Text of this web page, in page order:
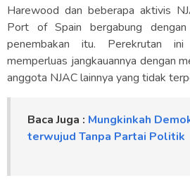
Harewood dan beberapa aktivis
Port of Spain bergabung
penembakan itu. Perekrutan
memperluas jangkauannya dengan
anggota NJAC lainnya yang tidak
Baca Juga : Mungkinkah
terwujud Tanpa Partai Politik